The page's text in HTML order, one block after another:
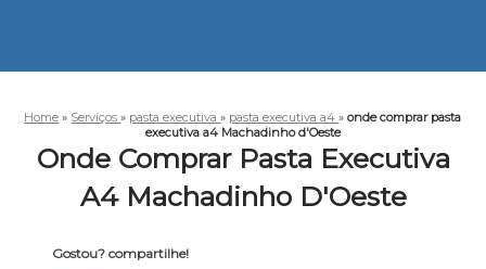
Home » Serviços» pasta executiva» pasta executiva a4»onde comprar pasta
executiva a4 Machadinho d'Oeste
Onde Comprar Pasta Executiva
A4 Machadinho D'Oeste
Gostou? compartilhe!